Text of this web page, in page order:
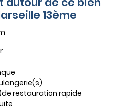
13ème
restauration rapide